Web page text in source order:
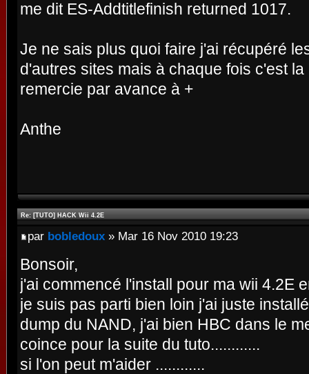
me dit ES-Addtitlefinish returned 1017.
Je ne sais plus quoi faire j'ai récupéré
d'autres sites mais à chaque fois c'est
remercie par avance à +
Anthe
Re: [TUTO] HACK Wii 4.2E
par bobledoux » Mar 16 Nov 2010 19:23
Bonsoir,
j'ai commencé l'install pour ma wii 4.2E
je suis pas parti bien loin j'ai juste
dump du NAND, j'ai bien HBC dans le
coince pour la suite du tuto............
si l'on peut m'aider ............